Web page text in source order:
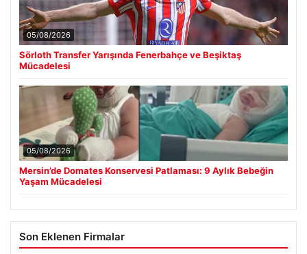
05/08/2026
Sörloth Transfer Yarışında Fenerbahçe ve Beşiktaş
Mücadelesi
05/08/2026
Mersin’de Domates Konservesi Patlaması: 9 Aylık Bebeğin
Yaşam Mücadelesi
Son Eklenen Firmalar